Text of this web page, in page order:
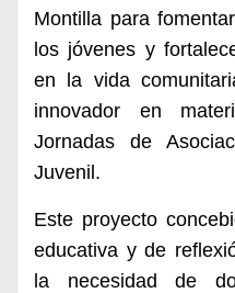
Montilla para
los jóvenes y
en la vida
innovador en
Jornadas de
Juvenil.
Este proyecto
educativa y de
la necesidad de